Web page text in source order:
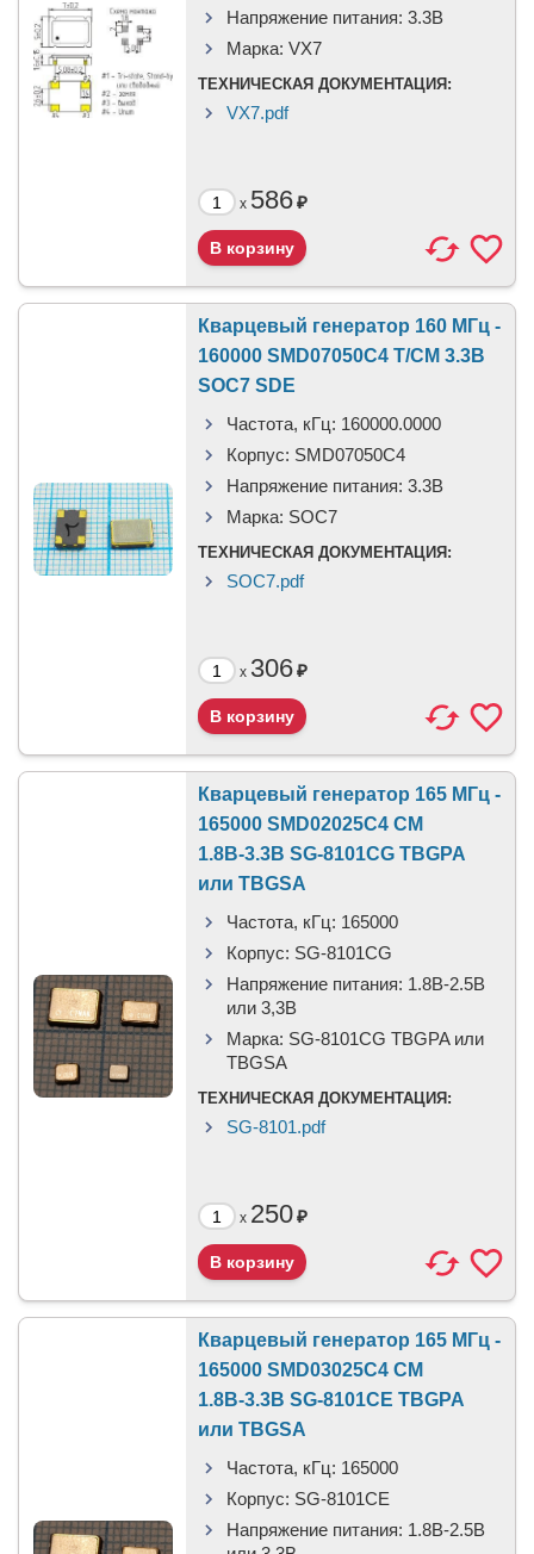
Напряжение питания: 3.3В
Марка: VX7
ТЕХНИЧЕСКАЯ ДОКУМЕНТАЦИЯ:
VX7.pdf
x 586₽
Кварцевый генератор 160 МГц -
160000 SMD07050C4 T/CM 3.3В
SOC7 SDE
Частота, кГц: 160000.0000
Корпус: SMD07050C4
Напряжение питания: 3.3В
Марка: SOC7
ТЕХНИЧЕСКАЯ ДОКУМЕНТАЦИЯ:
SOC7.pdf
x 306₽
Кварцевый генератор 165 МГц -
165000 SMD02025C4 CM
1.8В-3.3В SG-8101CG TBGPA
или TBGSA
Частота, кГц: 165000
Корпус: SG-8101CG
Напряжение питания: 1.8В-2.5B
или 3,3B
Марка: SG-8101CG TBGPA или
TBGSA
ТЕХНИЧЕСКАЯ ДОКУМЕНТАЦИЯ:
SG-8101.pdf
x 250₽
Кварцевый генератор 165 МГц -
165000 SMD03025C4 CM
1.8В-3.3В SG-8101CE TBGPA
или TBGSA
Частота, кГц: 165000
Корпус: SG-8101CE
Напряжение питания: 1.8В-2.5B